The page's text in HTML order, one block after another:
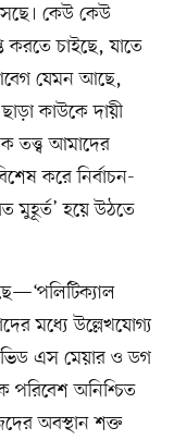
কেউ কেউ
করতে চাইছে, যাতে
আবেগ যেমন আছে,
কাউকে দায়ী
তত্ত্ব আমাদের
করে নির্বাচন-
মুহূর্ত’ হয়ে উঠতে
মধ্যে উল্লেখযোগ্য
এস মেয়ার ও ডগ
পরিবেশ অনিশ্চিত
অবস্থান শক্ত